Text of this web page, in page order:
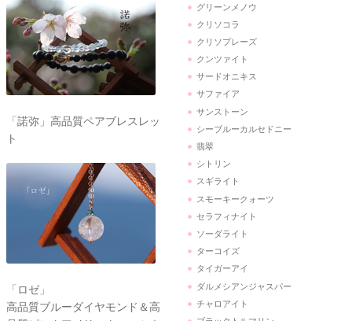
「諾弥」高品質ペアブレスレッ
ト
「ロゼ」
高品質ブルーダイヤモンド＆高
グリーンメノウ
クリソコラ
クリソプレーズ
クンツァイト
サードオニキス
サファイア
サンストーン
シーブルーカルセドニー
翡翠
シトリン
スギライト
スモーキークォーツ
セラフィナイト
ソーダライト
ターコイズ
タイガーアイ
ダルメシアンジャスパー
チャロアイト